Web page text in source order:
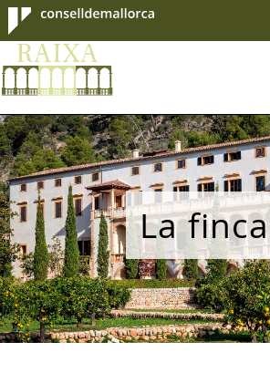
Consell de
Mallorca
La finca